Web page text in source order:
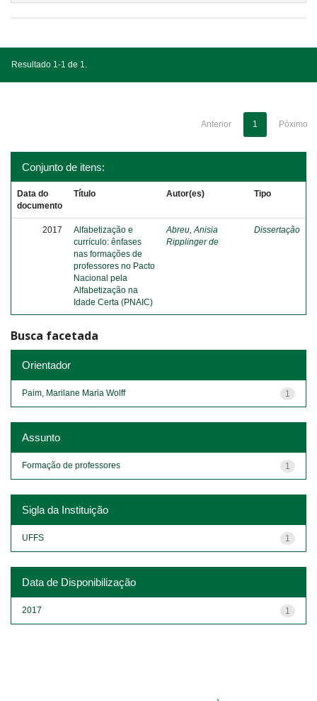
Resultado 1-1 de 1.
Anterior 1 Póximo
Conjunto de itens:
Data do
documento
Título Autor(es) Tipo
2017
Alfabetização e
currículo: ênfases
nas formações de
professores no Pacto
Nacional pela
Alfabetização na
Idade Certa (PNAIC)
Abreu, Anisia
Ripplinger de
Dissertação
Busca facetada
Orientador
1
Paim, Marilane Maria Wolff
Assunto
1
Formação de professores
Sigla da Instituição
1
UFFS
Data de Disponibilização
1
2017